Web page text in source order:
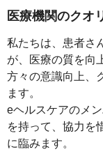
医療機関のクオ
私たちは、患者さ
が、医療の質を向
方々の意識向上、
ます。
eヘルスケアのメ
を持って、協力を
に臨みます。